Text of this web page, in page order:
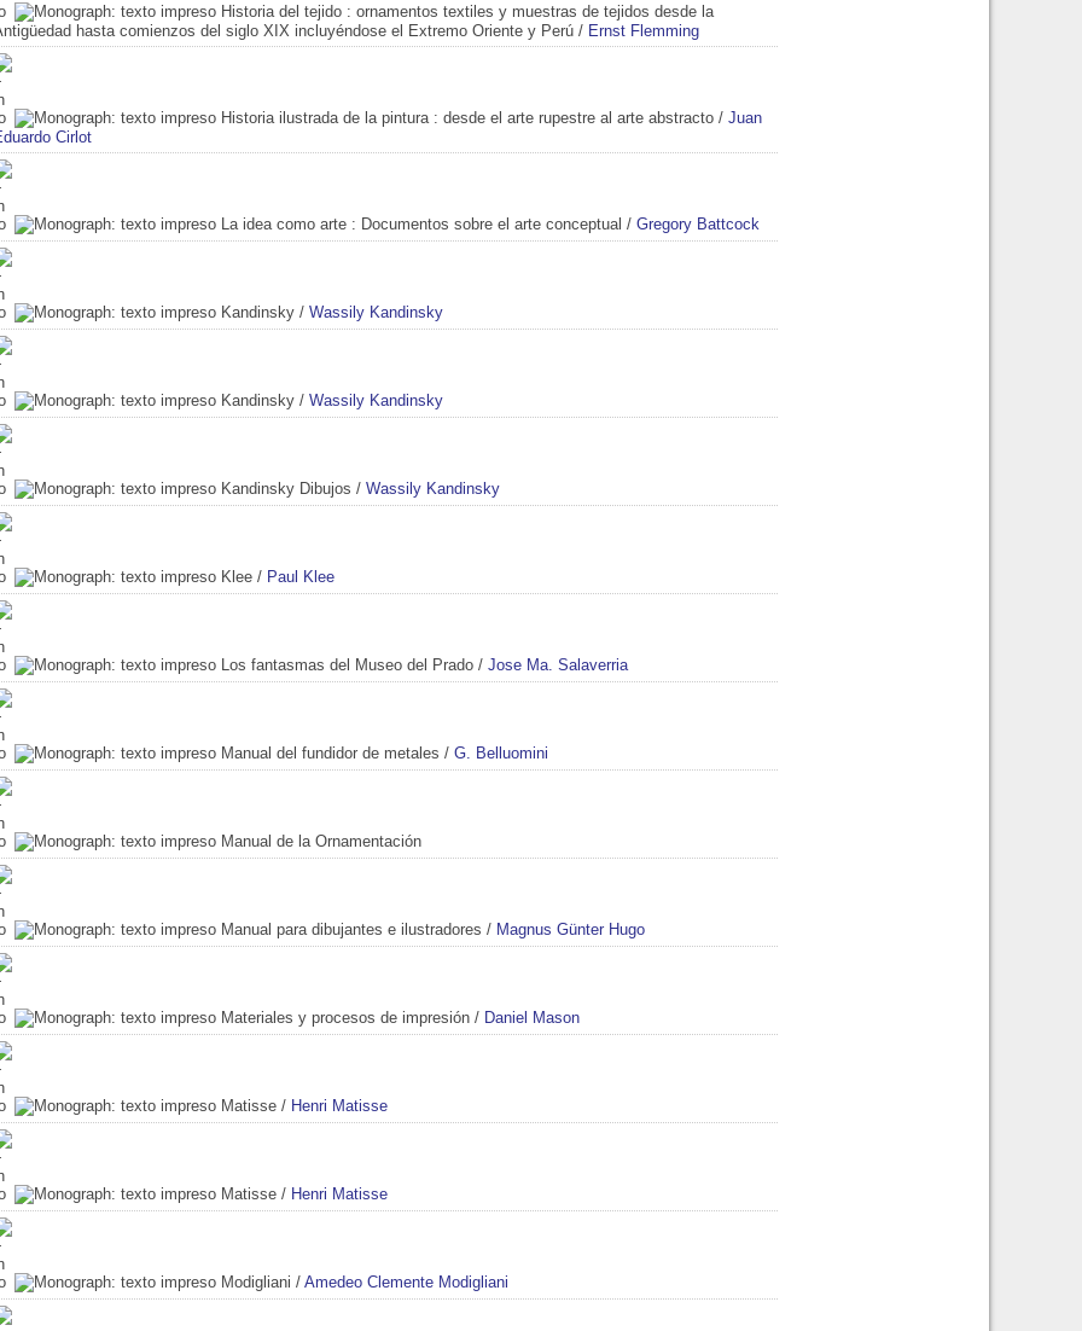
Historia del tejido : ornamentos textiles y muestras de tejidos desde la
hasta comienzos del siglo XIX incluyéndose el Extremo Oriente y Perú / Ernst Flemming
Historia ilustrada de la pintura : desde el arte rupestre al arte abstracto / Juan
Cirlot
La idea como arte : Documentos sobre el arte conceptual / Gregory Battcock
Kandinsky / Wassily Kandinsky
Kandinsky / Wassily Kandinsky
Kandinsky Dibujos / Wassily Kandinsky
Klee / Paul Klee
Los fantasmas del Museo del Prado / Jose Ma. Salaverria
Manual del fundidor de metales / G. Belluomini
Manual de la Ornamentación
Manual para dibujantes e ilustradores / Magnus Günter Hugo
Materiales y procesos de impresión / Daniel Mason
Matisse / Henri Matisse
Matisse / Henri Matisse
Modigliani / Amedeo Clemente Modigliani